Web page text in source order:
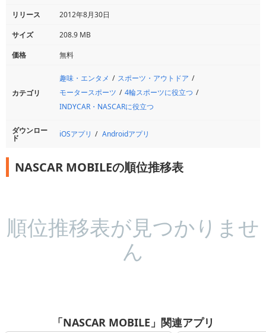
リリース
2012年8月30日
サイズ
208.9 MB
価格
無料
カテゴリ
趣味・エンタメ
スポーツ・アウトドア
モータースポーツ
4輪スポーツに役立つ
INDYCAR・NASCARに役立つ
ダウンロー
ド iOSアプリ Androidアプリ
NASCAR MOBILEの順位推移表
順位推移表が見つかりませ
ん
「NASCAR MOBILE」関連アプリ